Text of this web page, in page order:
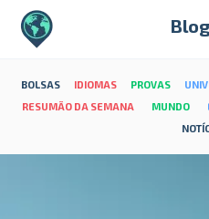
BOLSAS IDIOMAS PROVAS
RESUMÃO DA SEMANA
MUNDO